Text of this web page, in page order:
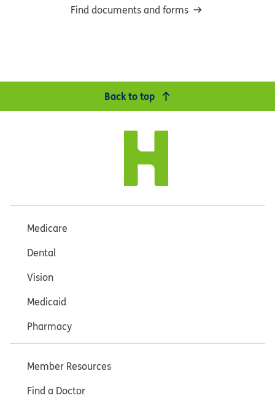
Find documents and forms
Back to top
Medicare
Dental
Vision
Medicaid
Pharmacy
Member Resources
Find a Doctor